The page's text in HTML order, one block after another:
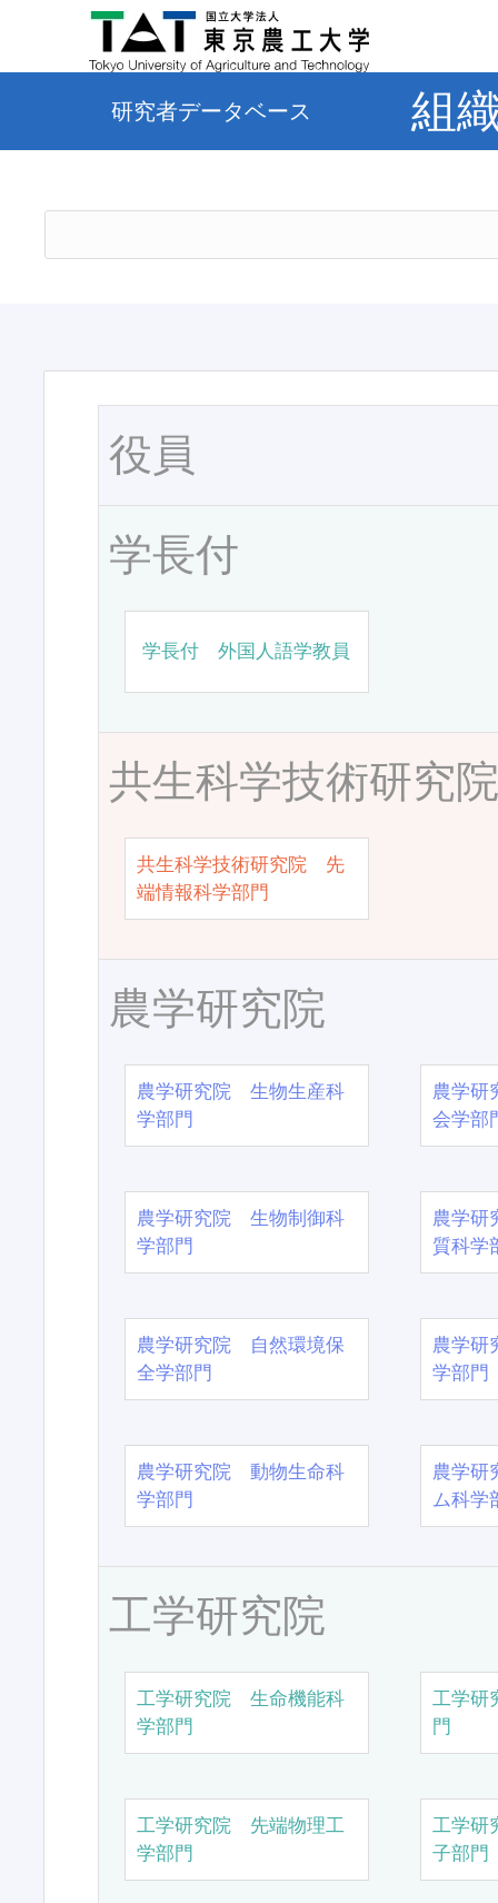
研究者データベース 組
役員
学長付
学長付 外国人語学教員
共生科学技術研究
共生科学技術研究院 先
端情報科学部門
農学研究院
農学研究院 生物生産科
学部門
農学
会学部
農学研究院 生物制御科
学部門
農学
質科学
農学研究院 自然環境保
全学部門
農学
学部門
農学研究院 動物生命科
学部門
農学
ム科学
工学研究院
工学研究院 生命機能科
学部門
工学研
門
工学研究院 先端物理工
学部門
工学研
子部門